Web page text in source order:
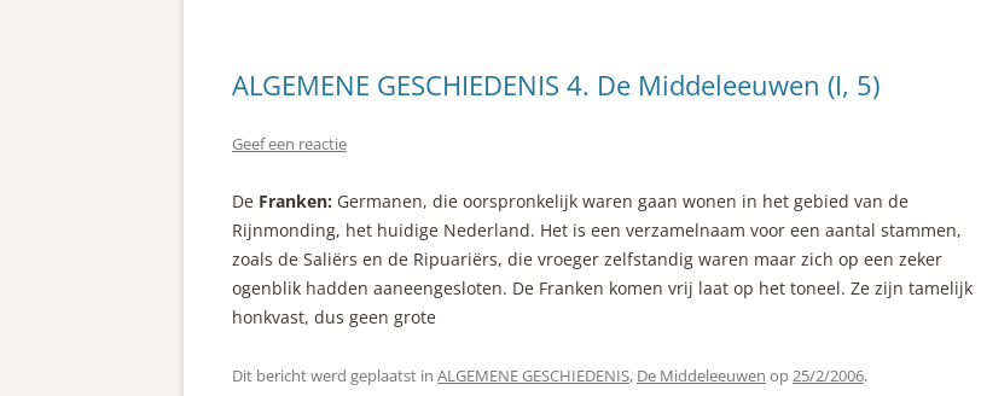
ALGEMENE GESCHIEDENIS 4. De Middeleeuwen (I, 5)
Geef een reactie
De Franken: Germanen, die oorspronkelijk waren gaan wonen in het gebied van de
Rijnmonding, het huidige Nederland. Het is een verzamelnaam voor een aantal stammen,
zoals de Saliërs en de Ripuariërs, die vroeger zelfstandig waren maar zich op een zeker
ogenblik hadden aaneengesloten. De Franken komen vrij laat op het toneel. Ze zijn tamelijk
honkvast, dus geen grote
Dit bericht werd geplaatst in ALGEMENE GESCHIEDENIS, De Middeleeuwen op25/2/2006.